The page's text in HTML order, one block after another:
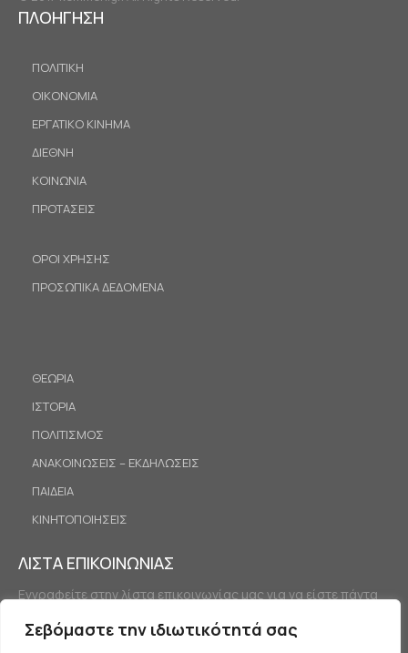
Σεβόμαστε την ιδιωτικότητά σας
ΠΛΟΗΓΗΣΗ
ΠΟΛΙΤΙΚΗ
ΟΙΚΟΝΟΜΙΑ
ΕΡΓΑΤΙΚΟ ΚΙΝΗΜΑ
ΔΙΕΘΝΗ
ΚΟΙΝΩΝΙΑ
ΠΡΟΤΑΣΕΙΣ
ΟΡΟΙ ΧΡΗΣΗΣ
ΠΡΟΣΩΠΙΚΑ ΔΕΔΟΜΕΝΑ
ΘΕΩΡΙΑ
ΙΣΤΟΡΙΑ
ΠΟΛΙΤΙΣΜΟΣ
ΑΝΑΚΟΙΝΩΣΕΙΣ – ΕΚΔΗΛΩΣΕΙΣ
ΠΑΙΔΕΙΑ
ΚΙΝΗΤΟΠΟΙΗΣΕΙΣ
ΛΙΣΤΑ ΕΠΙΚΟΙΝΩΝΙΑΣ
Εγγραφείτε στην λίστα επικοινωνίας μας για να είστε πάντα